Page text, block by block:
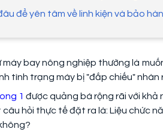
để yên tâm về linh kiện và bảo
bay nông nghiệp thường là
tình trạng máy bị "đắp chiếu" nhàn
1 được quảng bá rộng rãi với
hỏi thực tế đặt ra là: Liệu chức